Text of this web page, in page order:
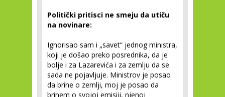
Politički pritisci ne smeju da utiču
na novinare:
Ignorisao sam i „savet“ jednog ministra,
koji je došao preko posrednika, da je
bolje i za Lazarevića i za zemlju da se
sada ne pojavljuje. Ministrov je posao
da brine o zemlji, moj je posao da
brinem o svojoj emisiji, njenoj